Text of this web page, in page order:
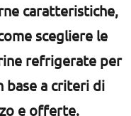
caratteristiche,
scegliere le
refrigerate per
base a criteri di
e offerte.